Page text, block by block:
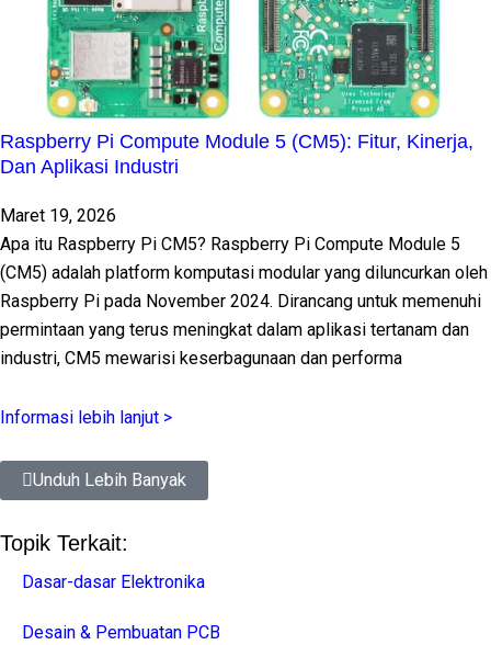
Raspberry Pi Compute Module 5 (CM5): Fitur, Kinerja,
Dan Aplikasi Industri
Maret 19, 2026
Apa itu Raspberry Pi CM5? Raspberry Pi Compute Module 5
(CM5) adalah platform komputasi modular yang diluncurkan oleh
Raspberry Pi pada November 2024. Dirancang untuk memenuhi
permintaan yang terus meningkat dalam aplikasi tertanam dan
industri, CM5 mewarisi keserbagunaan dan performa
Informasi lebih lanjut >
Unduh Lebih Banyak
Topik Terkait:
Dasar-dasar Elektronika
Desain & Pembuatan PCB